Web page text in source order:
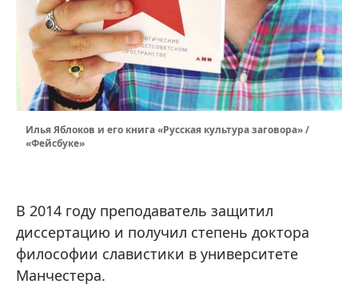
Илья Яблоков и его книга «Русская культура заговора» /
«Фейсбуке»
В 2014 году преподаватель защитил
диссертацию и получил степень доктора
философии славистики в университете
Манчестера.